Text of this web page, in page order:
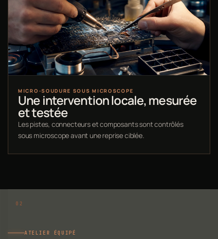
MICRO-SOUDURE SOUS MICROSCOPE
Une intervention locale, mesurée
et testée
Les pistes, connecteurs et composants sont contrôlés
sous microscope avant une reprise ciblée.
ATELIER ÉQUIPÉ